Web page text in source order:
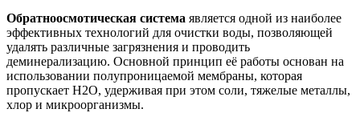
Обратноосмотическая система является одной из наиболее
эффективных технологий для очистки воды, позволяющей
удалять различные загрязнения и проводить
деминерализацию. Основной принцип её работы основан на
использовании полупроницаемой мембраны, которая
пропускает Н2О, удерживая при этом соли, тяжелые металлы,
хлор и микроорганизмы.